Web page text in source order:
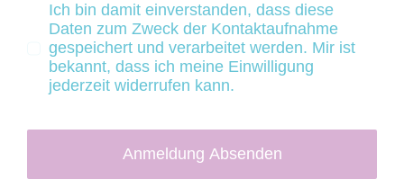
Ich bin damit einverstanden, dass diese
Daten zum Zweck der Kontaktaufnahme
gespeichert und verarbeitet werden. Mir ist
bekannt, dass ich meine Einwilligung
jederzeit widerrufen kann.
Anmeldung Absenden